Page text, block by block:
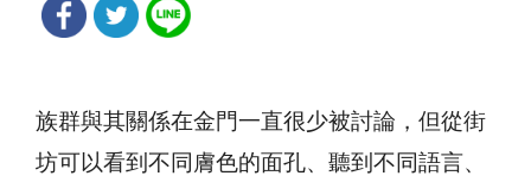
族群與其關係在金門一直很少被討論，但從街
坊可以看到不同膚色的面孔、聽到不同語言、